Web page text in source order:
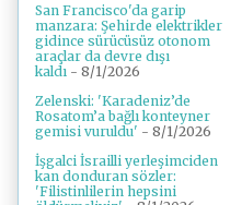
San Francisco'da garip
manzara: Şehirde elektrikler
gidince sürücüsüz otonom
araçlar da devre dışı
kaldı - 8/1/2026
Zelenski: 'Karadeniz’de
Rosatom’a bağlı konteyner
gemisi vuruldu' - 8/1/2026
İşgalci İsrailli yerleşimciden
kan donduran sözler:
'Filistinlilerin hepsini